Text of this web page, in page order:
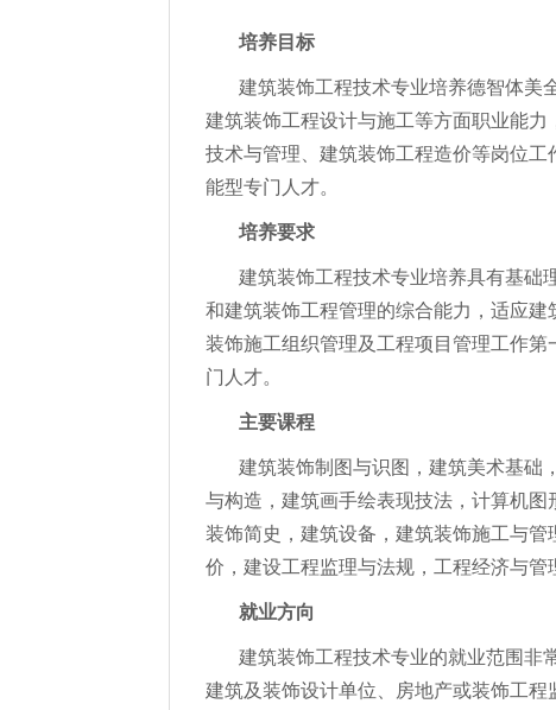
培养目标
建筑装饰工程技术专业培养德智体美
建筑装饰工程设计与施工等方面职业能
技术与管理、建筑装饰工程造价等岗位
能型专门人才。
培养要求
建筑装饰工程技术专业培养具有基础
和建筑装饰工程管理的综合能力，适应
装饰施工组织管理及工程项目管理工作
门人才。
主要课程
建筑装饰制图与识图，建筑美术基础
与构造，建筑画手绘表现技法，计算机
装饰简史，建筑设备，建筑装饰施工与
价，建设工程监理与法规，工程经济与管
就业方向
建筑装饰工程技术专业的就业范围非
建筑及装饰设计单位、房地产或装饰工